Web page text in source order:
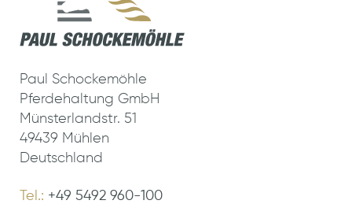
Paul Schockemöhle
Pferdehaltung GmbH
Münsterlandstr. 51
49439 Mühlen
Deutschland
Tel.: +49 5492 960-100